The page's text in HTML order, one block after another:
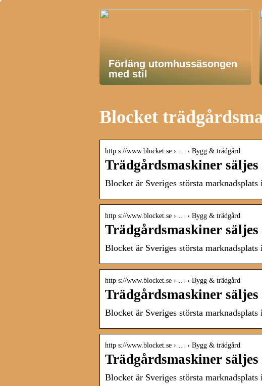
Förläng utomhussäsongen
med stil
Blocket
http s://www.blocket.se › … › Bygg & trädgård
Trädgårdsmaskiner
Blocket är Sveriges största
http s://www.blocket.se › … › Bygg & trädgård
Trädgårdsmaskiner
Blocket är Sveriges största
http s://www.blocket.se › … › Bygg & trädgård
Trädgårdsmaskiner
Blocket är Sveriges största
http s://www.blocket.se › … › Bygg & trädgård
Trädgårdsmaskiner
Blocket är Sveriges största